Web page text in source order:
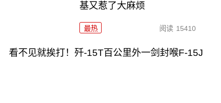
基又惹了大麻烦
最热 阅读 15410
看不见就挨打！歼-15T百公里外一剑封喉F-15J